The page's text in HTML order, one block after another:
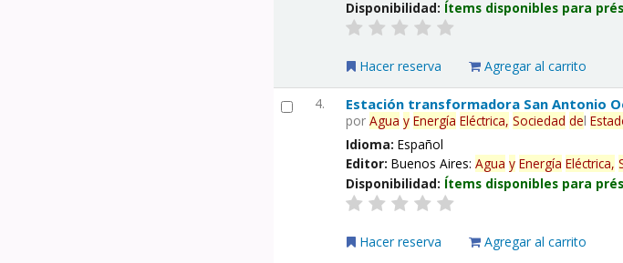
Disponibilidad: Ítems disponibles para
Hacer reserva Agregar al carrito
4. Estación transformadora San Antonio
porAgua y Energía Eléctrica, Sociedad del
Idioma:Español
Editor:Buenos Aires:Agua y Energía Eléctrica,
Disponibilidad: Ítems disponibles para
Hacer reserva Agregar al carrito